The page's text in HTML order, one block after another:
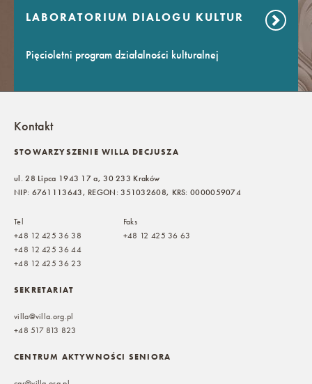
LABORATORIUM DIALOGU KULTUR
Pięcioletni program działalności kulturalnej
Kontakt
STOWARZYSZENIE WILLA DECJUSZA
ul. 28 Lipca 1943 17 a, 30 233 Kraków
NIP: 6761113643, REGON: 351032608, KRS: 0000059074
Tel
+48 12 425 36 38
+48 12 425 36 44
+48 12 425 36 23
Faks
+48 12 425 36 63
SEKRETARIAT
villa@villa.org.pl
+48 517 813 823
CENTRUM AKTYWNOŚCI SENIORA